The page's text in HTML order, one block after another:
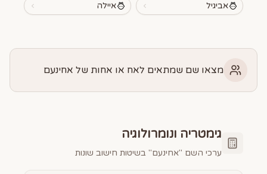
אביגיל איילה
מצאו שם שמתאים לאח או אחות של אחינעם
גימטריה ונומרולוגיה
ערכי השם "אחינעם" בשיטות חישוב שונות